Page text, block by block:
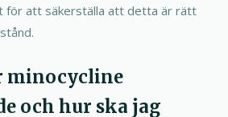
för att säkerställa att detta är rätt
minocycline
och hur ska jag